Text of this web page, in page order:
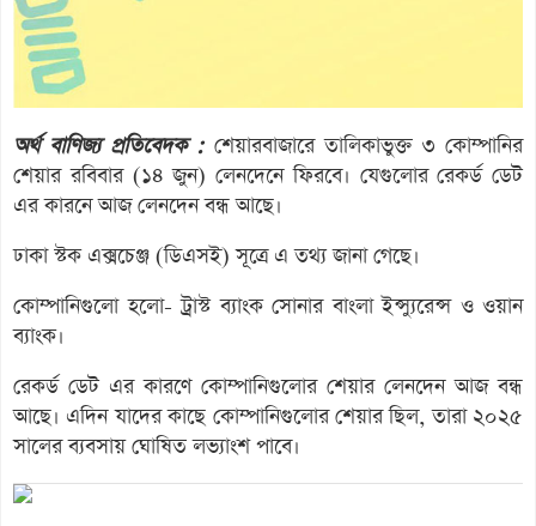
অর্থ বাণিজ্য প্রতিবেদক :শেয়ারবাজারে তালিকাভুক্ত ৩ কোম্পানির
শেয়ার রবিবার (১৪ জুন) লেনদেনে ফিরবে। যেগুলোর রেকর্ড ডেট
এর কারনে আজ লেনদেন বন্ধ আছে।
ঢাকা স্টক এক্সচেঞ্জ (ডিএসই) সূত্রে এ তথ্য জানা গেছে।
কোম্পানিগুলো হলো- ট্রাস্ট ব্যাংক সোনার বাংলা ইন্স্যুরেন্স ও ওয়ান
ব্যাংক।
রেকর্ড ডেট এর কারণে কোম্পানিগুলোর শেয়ার লেনদেন আজ বন্ধ
আছে। এদিন যাদের কাছে কোম্পানিগুলোর শেয়ার ছিল, তারা ২০২৫
সালের ব্যবসায় ঘোষিত লভ্যাংশ পাবে।